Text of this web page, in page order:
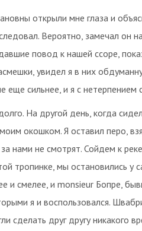
открыли мне глаза и
Вероятно, замечал он
повод к нашей ссоре,
увидел я в них
еще сильнее, и я с нетерпением
На другой день, когда
окошком. Я оставил перо,
нами не смотрят. Сойдем к
тропинке, мы остановились
и смелее, и monsieur Бопре,
я и воспользовался.
сделать друг другу никакого